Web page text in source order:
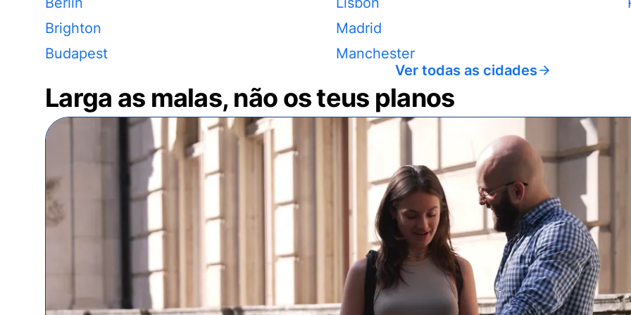
Brighton
Budapest
Madrid
Manchester
Ver todas as cidades
Larga as malas, não os teus planos